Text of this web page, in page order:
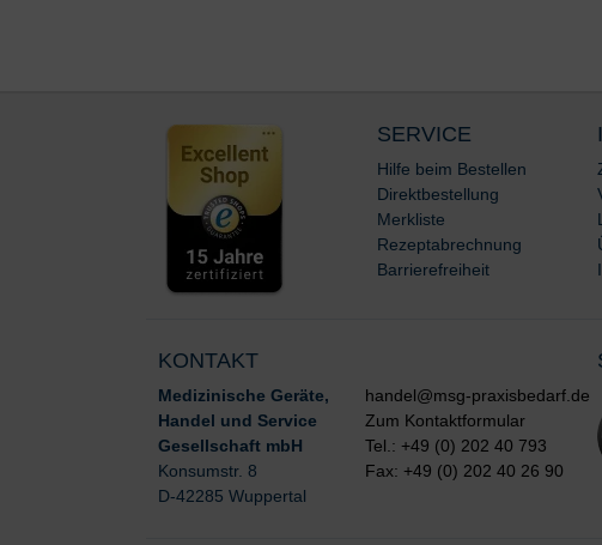
SERVICE
Hilfe beim Bestellen
Direktbestellung
Merkliste
Rezeptabrechnung
Barrierefreiheit
KONTAKT
Medizinische Geräte,
Handel und Service
Gesellschaft mbH
Konsumstr. 8
D-42285 Wuppertal
handel@msg-praxisbedarf.de
Zum Kontaktformular
Tel.: +49 (0) 202 40 793
Fax: +49 (0) 202 40 26 90